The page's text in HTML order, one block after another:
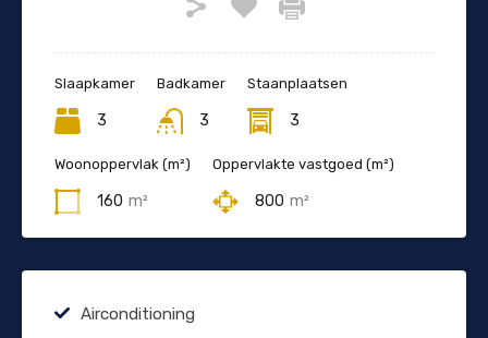
Slaapkamer
3
Badkamer
3
Staanplaatsen
3
Woonoppervlak (m²)
160 m²
Oppervlakte vastgoed (m²)
800 m²
Airconditioning